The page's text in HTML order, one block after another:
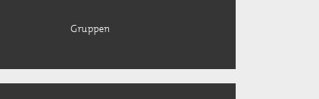
Gruppen